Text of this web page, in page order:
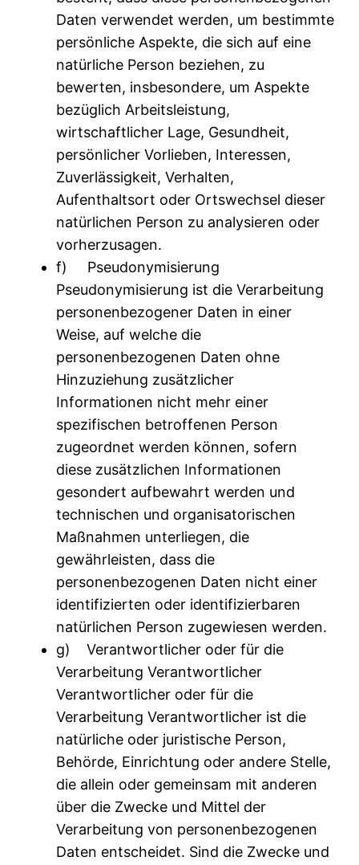
Daten verwendet werden, um bestimmte
persönliche Aspekte, die sich auf eine
natürliche Person beziehen, zu
bewerten, insbesondere, um Aspekte
bezüglich Arbeitsleistung,
wirtschaftlicher Lage, Gesundheit,
persönlicher Vorlieben, Interessen,
Zuverlässigkeit, Verhalten,
Aufenthaltsort oder Ortswechsel dieser
natürlichen Person zu analysieren oder
vorherzusagen.
f) Pseudonymisierung
Pseudonymisierung ist die Verarbeitung
personenbezogener Daten in einer
Weise, auf welche die
personenbezogenen Daten ohne
Hinzuziehung zusätzlicher
Informationen nicht mehr einer
spezifischen betroffenen Person
zugeordnet werden können, sofern
diese zusätzlichen Informationen
gesondert aufbewahrt werden und
technischen und organisatorischen
Maßnahmen unterliegen, die
gewährleisten, dass die
personenbezogenen Daten nicht einer
identifizierten oder identifizierbaren
natürlichen Person zugewiesen werden.
g) Verantwortlicher oder für die
Verarbeitung Verantwortlicher
Verantwortlicher oder für die
Verarbeitung Verantwortlicher ist die
natürliche oder juristische Person,
Behörde, Einrichtung oder andere Stelle,
die allein oder gemeinsam mit anderen
über die Zwecke und Mittel der
Verarbeitung von personenbezogenen
Daten entscheidet. Sind die Zwecke und